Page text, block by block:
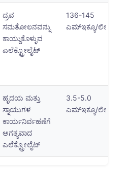
ದ್ರವ
ಸಮತೋಲನವನ್ನು
ಕಾಯ್ದುಕೊಳ್ಳುವ
ಎಲೆಕ್ಟ್ರೋಲೈಟ್
136-145
ಎಮ್‌ಇಕ್ಯೂ/ಲೀ
ಹೃದಯ ಮತ್ತು
ಸ್ನಾಯುಗಳ
ಕಾರ್ಯನಿರ್ವಹಣೆಗೆ
ಅಗತ್ಯವಾದ
ಎಲೆಕ್ಟ್ರೋಲೈಟ್
3.5-5.0
ಎಮ್‌ಇಕ್ಯೂ/ಲೀ